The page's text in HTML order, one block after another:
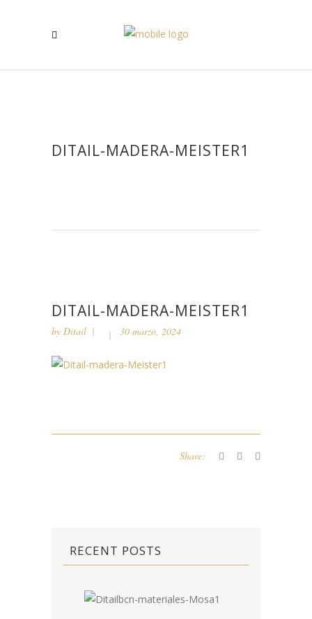
DITAIL-MADERA-MEISTER1
DITAIL-MADERA-MEISTER1
by Ditail 30 marzo, 2024
Share:
RECENT POSTS